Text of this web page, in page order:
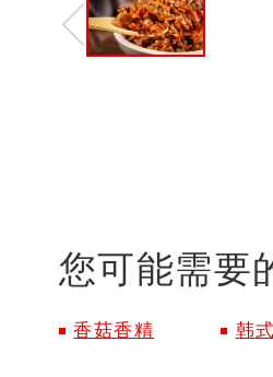
您可能需要
香菇香精 韩